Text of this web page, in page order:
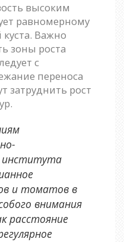
высоким
равномерному
Важно
зоны роста
с
переноса
затруднить рост
института
и томатов в
внимания
расстояние